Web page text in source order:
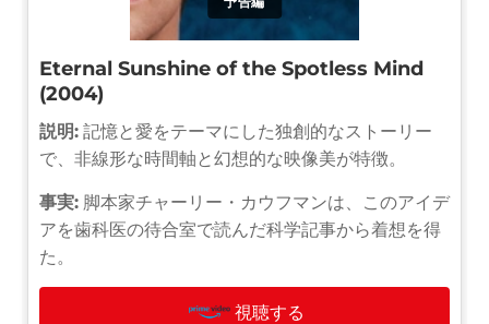
Eternal Sunshine of the Spotless Mind
(2004)
説明: 記憶と愛をテーマにした独創的なストーリー
で、非線形な時間軸と幻想的な映像美が特徴。
事実: 脚本家チャーリー・カウフマンは、このアイデ
アを歯科医の待合室で読んだ科学記事から着想を得
た。
視聴する